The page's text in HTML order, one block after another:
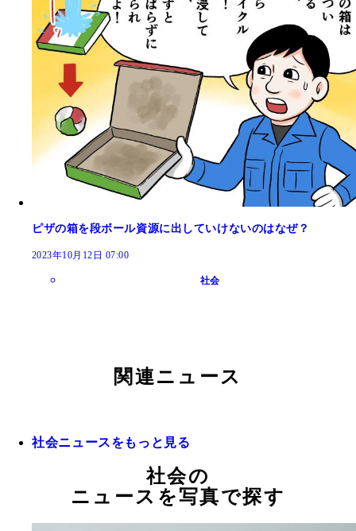
ピザの箱を段ボール資源に出していけないのはなぜ？
2023年10月12日 07:00
社会
関連ニュース
社会ニュースをもっと見る
社会の
ニュースを写真で探す